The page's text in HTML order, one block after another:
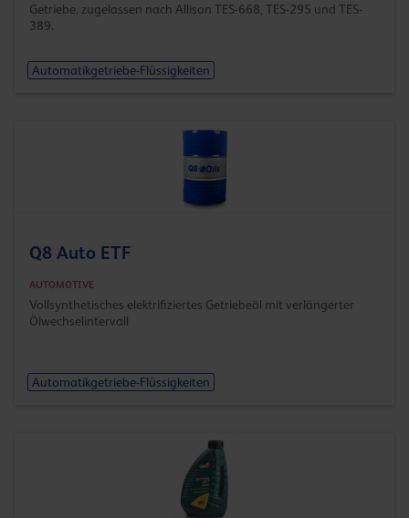
Getriebe, zugelassen nach Allison TES-668, TES-295 und TES-
389.
Automatikgetriebe-Flüssigkeiten
Q8 Auto ETF
AUTOMOTIVE
Vollsynthetisches elektrifiziertes Getriebeöl mit verlängerter
Ölwechselintervall
Automatikgetriebe-Flüssigkeiten